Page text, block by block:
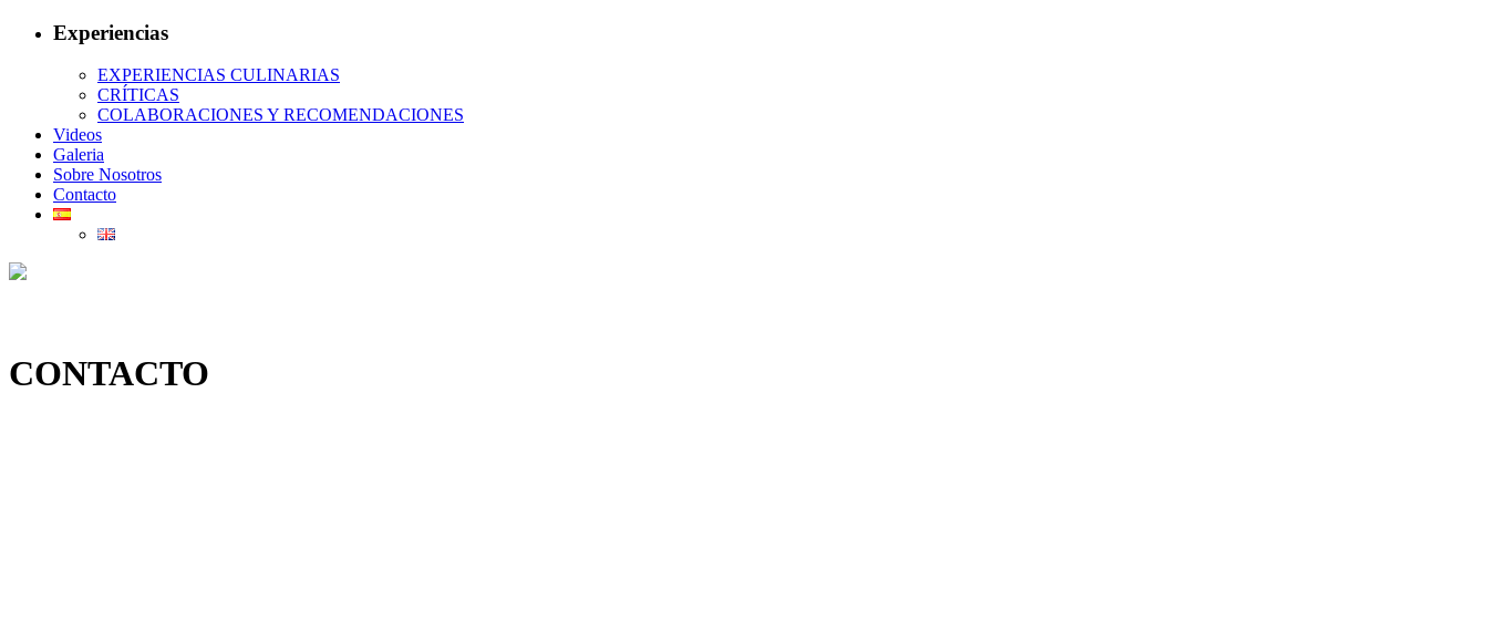
Experiencias
EXPERIENCIAS CULINARIAS
CRÍTICAS
COLABORACIONES Y RECOMENDACIONES
Videos
Galeria
Sobre Nosotros
Contacto
CONTACTO